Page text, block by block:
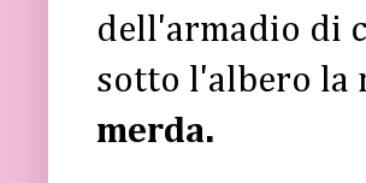
dell'armadio di
sotto l'albero la
merda.